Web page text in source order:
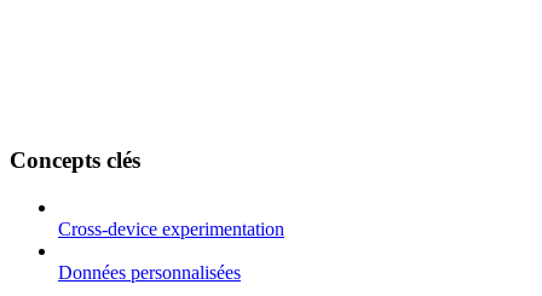
Concepts clés
Cross-device experimentation
Données personnalisées